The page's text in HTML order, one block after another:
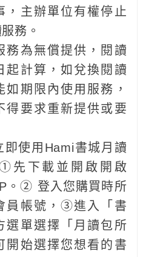
，主辦單位有權停止
務。
務為無償提供，閱讀
起計算，如兌換閱讀
如期限內使用服務，
得要求重新提供或要
即使用Hami書城月讀
先下載並開啟開啟
。② 登入您購買時所
員帳號，③進入「書
選單選擇「月讀包所
開始選擇您想看的書